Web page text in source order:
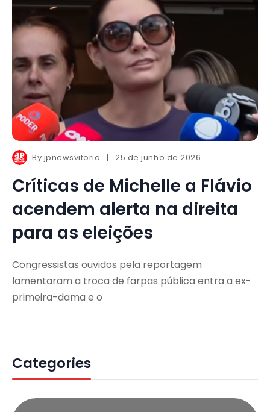
By jpnewsvitoria 25 de junho de 2026
Críticas de Michelle a Flávio
acendem alerta na direita
para as eleições
Congressistas ouvidos pela reportagem
lamentaram a troca de farpas pública entra a ex-
primeira-dama e o
Categories